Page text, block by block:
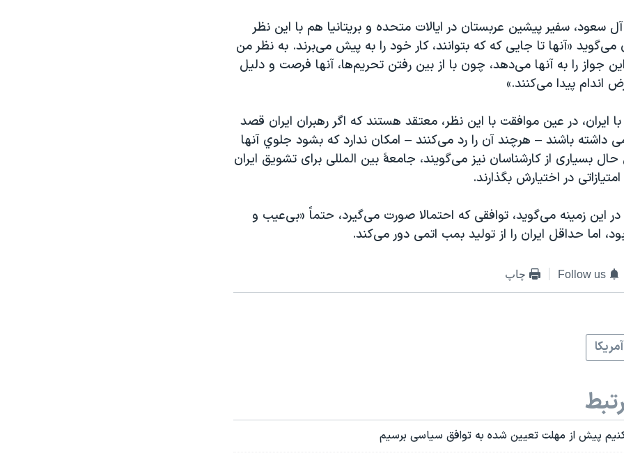
سعود، سفیر پيشين عربستان در ایالات متحده و بريتانيا هم با اين نظر
«آنها تا جايی که که بتوانند، کار خود را به پيش می‌برند. به نظر من
جواز را به آنها می‌دهد، چون با از بين رفتن تحريم‌ها، آنها فرصت و دليل
اندام پيدا می‌کنند.»
ایران، در عین موافقت با اين نظر، معتقد هستند که اگر رهبران ايران قصد
داشته باشند – هرچند آن را رد می‌کنند – امکان ندارد که بشود جلوي آنها
بسياری از کارشناسان نيز می‌گويند، جامعۀ بين المللی برای تشويق ايران
در اختيارش بگذارند.
این زمینه می‌گويد، توافقی که احتمالا صورت می‌گيرد، حتماً «بی‌عيب و
اما حداقل ايران را از توليد بمب اتمی دور می‌کند.
Follow us چاپ
آمريکا
پیش از مهلت تعیین شده به توافق سیاسی برسیم